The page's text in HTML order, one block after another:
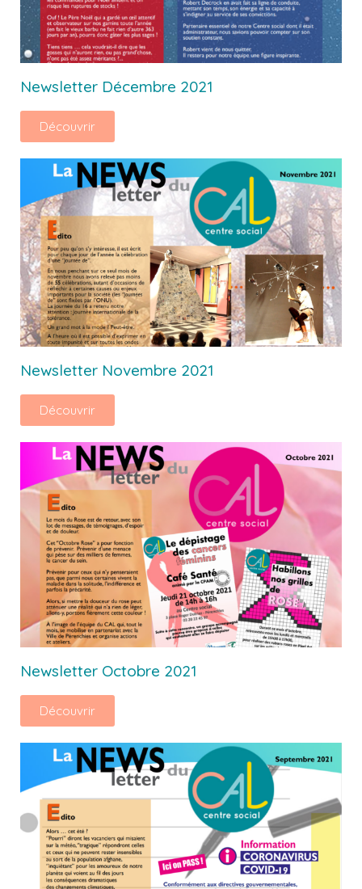
Newsletter Décembre 2021
Découvrir
Newsletter Novembre 2021
Découvrir
Newsletter Octobre 2021
Découvrir